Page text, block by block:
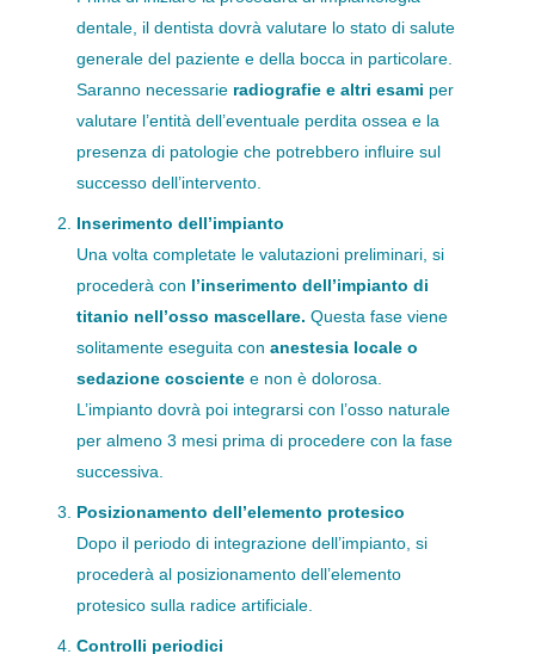
dentale, il dentista dovrà valutare lo stato di salute
generale del paziente e della bocca in particolare.
Saranno necessarie radiografie e altri esami per
valutare l’entità dell’eventuale perdita ossea e la
presenza di patologie che potrebbero influire sul
successo dell’intervento.
Inserimento dell’impianto
Una volta completate le valutazioni preliminari, si
procederà con l’inserimento dell’impianto di
titanio nell’osso mascellare. Questa fase viene
solitamente eseguita con anestesia locale o
sedazione cosciente e non è dolorosa.
L’impianto dovrà poi integrarsi con l’osso naturale
per almeno 3 mesi prima di procedere con la fase
successiva.
Posizionamento dell’elemento protesico
Dopo il periodo di integrazione dell’impianto, si
procederà al posizionamento dell’elemento
protesico sulla radice artificiale.
Controlli periodici